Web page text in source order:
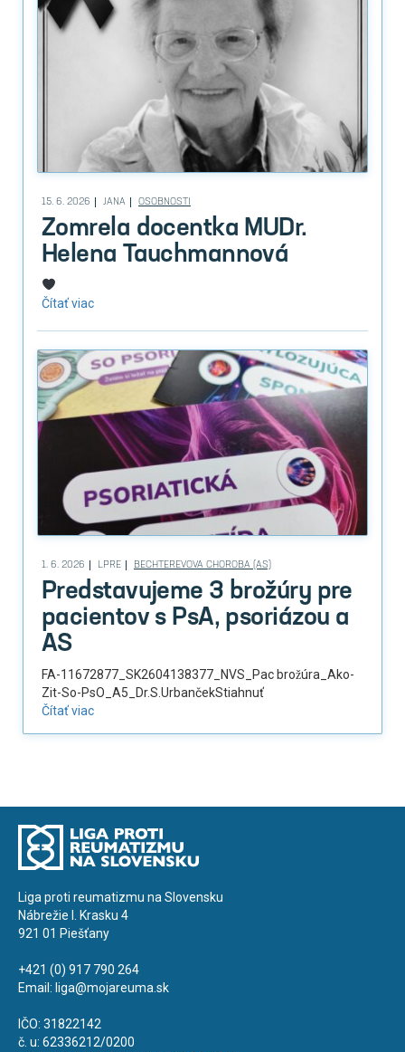
15. 6. 2026 JANA OSOBNOSTI
Zomrela docentka MUDr.
Helena Tauchmannová
Čítať viac
1. 6. 2026 LPRE BECHTEREVOVA CHOROBA (AS)
Predstavujeme 3 brožúry pre
pacientov s PsA, psoriázou a
AS
FA-11672877_SK2604138377_NVS_Pac brožúra_Ako-
Zit-So-PsO_A5_Dr.S.UrbančekStiahnuť
Čítať viac
Liga proti reumatizmu na Slovensku
Nábrežie I. Krasku 4
921 01 Piešťany
+421 (0) 917 790 264
Email: liga@mojareuma.sk
IČO: 31822142
č. u: 62336212/0200